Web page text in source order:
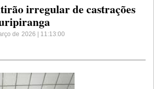
irregular de castrações
de 2026 | 11:13:00